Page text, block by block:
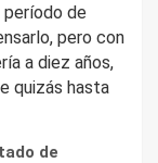
período de
pero con
a diez años,
quizás hasta
de